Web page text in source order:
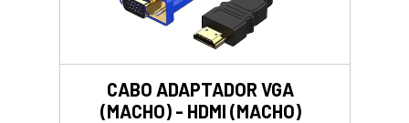
CABO ADAPTADOR VGA
(MACHO) - HDMI (MACHO)